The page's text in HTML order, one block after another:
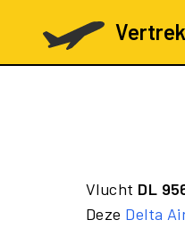
Vlucht DL
Deze Delta